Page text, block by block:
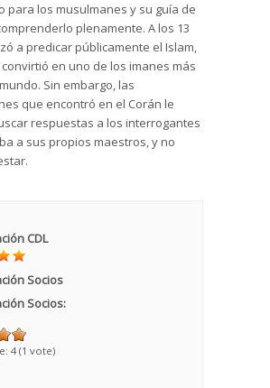
para los musulmanes y su guía de
plenamente. A los 13
a predicar públicamente el Islam,
en uno de los imanes más
Sin embargo, las
que encontró en el Corán le
respuestas a los interrogantes
a sus propios maestros, y no
CDL
Socios
Socios:
4 (1 vote)